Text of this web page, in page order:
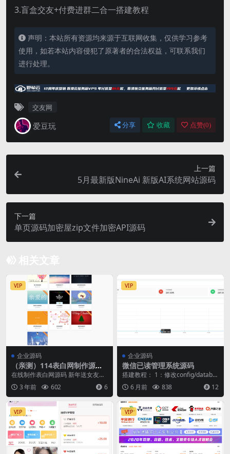
3.盲盒交友+付费进群二合一搭建教程
声明：本站所有资源均来源于互联网收集，仅供学习参考
使用，如若本站内容侵犯了原著者的合法权益，可联系我们
进行处理。
交友网
爱豆玩 分享 收藏 点赞(0)
上一篇
5月最新版NineAi 新版AI系统网站源码
下一篇
单页源码加密屋zip文件加密API源码
VIP
企业源码
（亲测）114表白网制作源码
新增模板
在线制作表白网源码 新年送女友个
惊喜吧 无数据库上传就能用 后台/a
dmin 账...
3 年前 602 6
VIP
企业源码
微信已读管理系统源码
搭建教程： 1：修改config/databa
se.php 里面的数据库信息 改...
6 月前 838 12
VIP VIP